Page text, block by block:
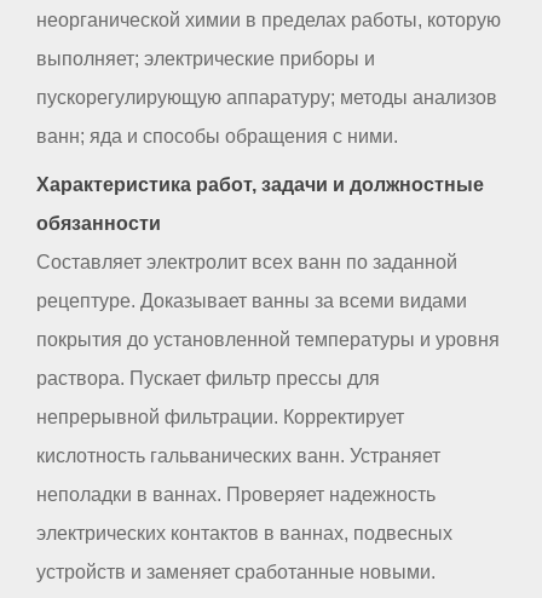
неорганической химии в пределах работы, которую
выполняет; электрические приборы и
пускорегулирующую аппаратуру; методы анализов
ванн; яда и способы обращения с ними.
Характеристика работ, задачи и должностные
обязанности
Составляет электролит всех ванн по заданной
рецептуре. Доказывает ванны за всеми видами
покрытия до установленной температуры и уровня
раствора. Пускает фильтр прессы для
непрерывной фильтрации. Корректирует
кислотность гальванических ванн. Устраняет
неполадки в ваннах. Проверяет надежность
электрических контактов в ваннах, подвесных
устройств и заменяет сработанные новыми.